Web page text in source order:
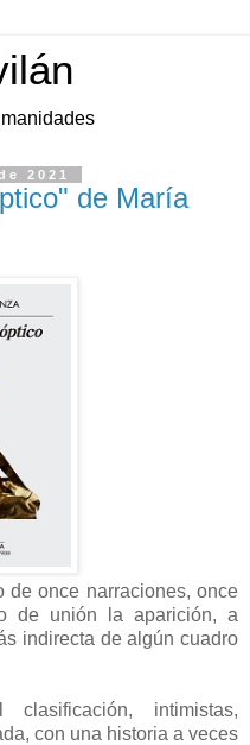
2021
de María
de once narraciones, once
de unión la aparición, a
indirecta de algún cuadro
intimistas,
con una historia a veces